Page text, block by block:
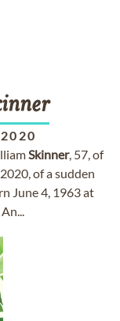
Skinner, 57, of
of a sudden
June 4, 1963 at